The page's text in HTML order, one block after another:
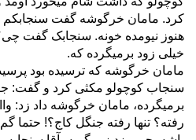
کرد. مامان خرگوشه گفت
هنوز نیومده خونه. سنجابک گفت
خیلی زود برمیگرده که.
مامان خرگوشه که ترسیده بود
سنجاب کوچولو مکثی کرد و گفت:
برمیگرده، مامان خرگوشه داد زد:
رفته؟ تنها‌ رفته جنگل کاج؟! حتما